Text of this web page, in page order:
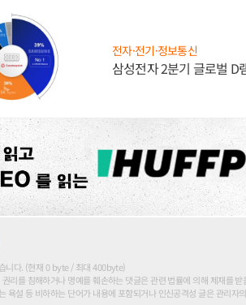
전자·전기·정보통신
삼성전자 2분기 글로벌
니다. (현재 0 byte / 최대 400byte)
리를 침해하거나 명예를 훼손하는 댓글은 관련 법률에 의해 제재를 받
욕설 등 비하하는 단어가 내용에 포함되거나 인신공격성 글은 관리자